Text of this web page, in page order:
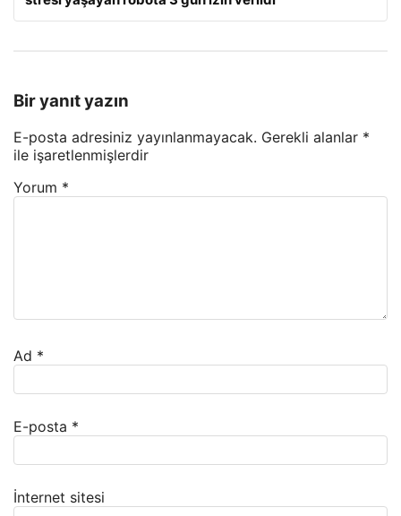
Bir yanıt yazın
E-posta adresiniz yayınlanmayacak. Gerekli alanlar *
ile işaretlenmişlerdir
Yorum *
Ad *
E-posta *
İnternet sitesi